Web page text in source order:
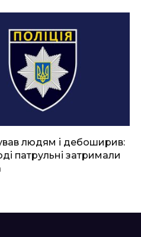
людям і дебоширив:
патрульні затримали